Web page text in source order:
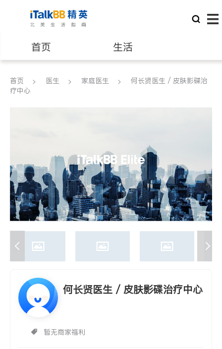
首页 生活
医生 律师
建筑装修
首页 医生 家庭医生
何长贤医生 / 皮肤影碟治
疗中心
何长贤医生 / 皮肤影碟治疗中心
暂无商家福利